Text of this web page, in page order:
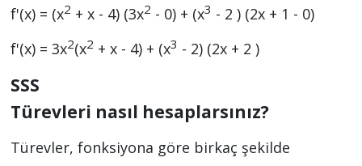
f'(x) = (x2 + x - 4) (3x2 - 0) + (x3 - 2 ) (2x + 1 - 0)
f'(x) = 3x2(x2 + x - 4) + (x3 - 2) (2x + 2 )
SSS
Türevleri nasıl hesaplarsınız?
Türevler, fonksiyona göre birkaç şekilde